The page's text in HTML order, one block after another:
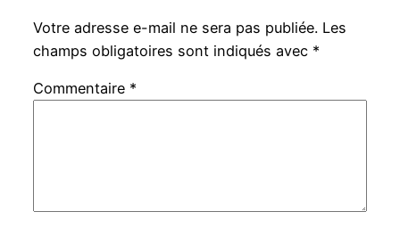
Votre adresse e-mail ne sera pas publiée. Les
champs obligatoires sont indiqués avec *
Commentaire *